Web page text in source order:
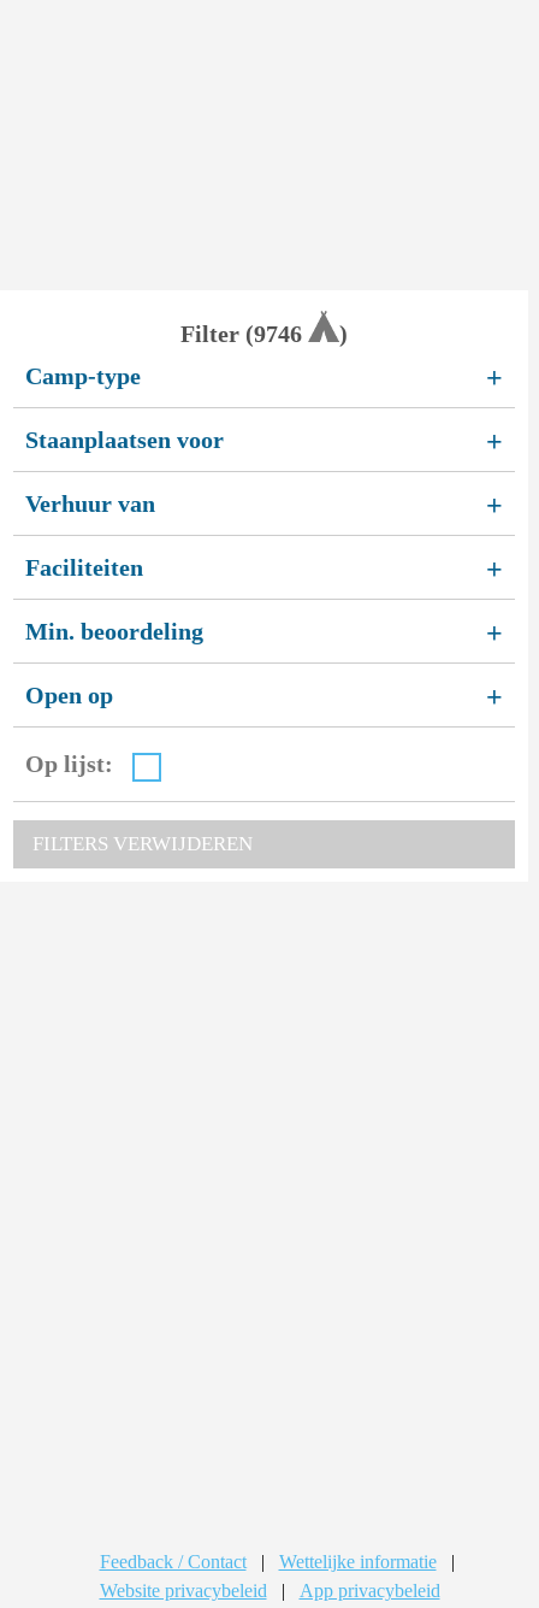
Filter (9746
)
Camp-type
+
Staanplaatsen voor +
Verhuur van +
Faciliteiten +
Min. beoordeling +
Open op +
Op lijst:
FILTERS VERWIJDEREN
Feedback / Contact | Wettelijke informatie
|
Website privacybeleid
| App privacybeleid